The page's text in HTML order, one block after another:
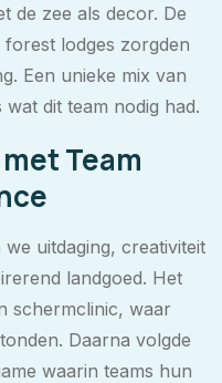
de zee als decor. De
lodges zorgden
Een unieke mix van
dit team nodig had.
Team
uitdaging, creativiteit
landgoed. Het
schermclinic, waar
Daarna volgde
waarin teams hun